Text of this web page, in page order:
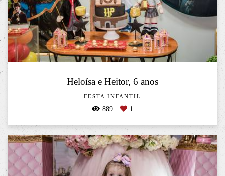
Heloísa e Heitor, 6 anos
FESTA INFANTIL
889 1